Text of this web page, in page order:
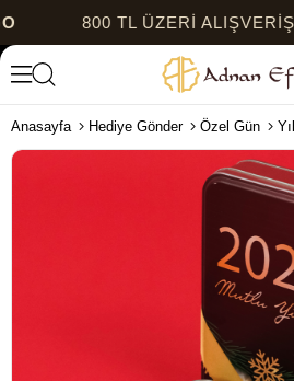
TL ÜZERİ ALIŞVERİŞLERDE
Anasayfa Hediye Gönder Özel Gün